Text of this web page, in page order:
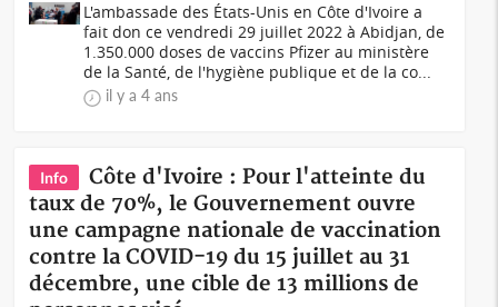
L'ambassade des États-Unis en Côte d'Ivoire a
fait don ce vendredi 29 juillet 2022 à Abidjan, de
1.350.000 doses de vaccins Pfizer au ministère
de la Santé, de l'hygiène publique et de la co...
il y a 4 ans
Info
Côte d'Ivoire : Pour l'atteinte du
taux de 70%, le Gouvernement ouvre
une campagne nationale de vaccination
contre la COVID-19 du 15 juillet au 31
décembre, une cible de 13 millions de